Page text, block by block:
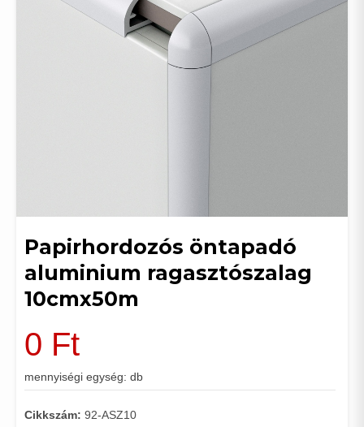
Papirhordozós öntapadó
aluminium ragasztószalag
10cmx50m
0 Ft
mennyiségi egység: db
Cikkszám: 92-ASZ10